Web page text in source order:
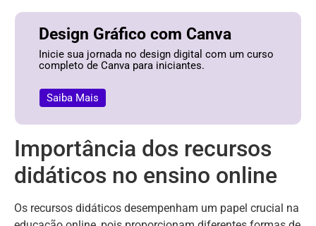
Design Gráfico com Canva
Inicie sua jornada no design digital com um curso
completo de Canva para iniciantes.
Saiba Mais
Importância dos recursos
didáticos no ensino online
Os recursos didáticos desempenham um papel crucial na